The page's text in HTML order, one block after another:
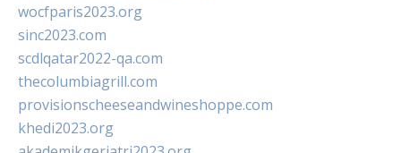
wocfparis2023.org
sinc2023.com
scdlqatar2022-qa.com
thecolumbiagrill.com
provisionscheeseandwineshoppe.com
khedi2023.org